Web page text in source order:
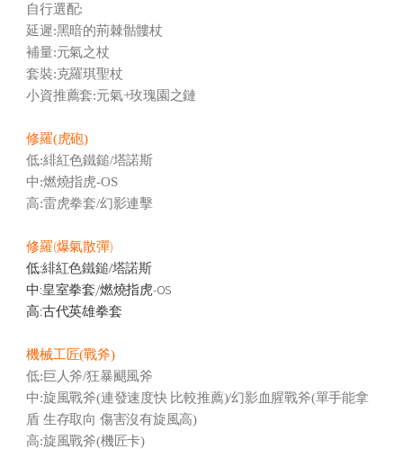
自行選配:
延遲:黑暗的荊棘骷髏杖
補量:元氣之杖
套裝:克羅琪聖杖
小資推薦套:元氣+玫瑰園之鏈
修羅(虎砲)
低:緋紅色鐵鎚/塔諾斯
中:燃燒指虎-OS
高:雷虎拳套/幻影連擊
修羅(爆氣散彈)
低:緋紅色鐵鎚/塔諾斯
中:皇室拳套/燃燒指虎-OS
高:古代英雄拳套
機械工匠(戰斧)
低:巨人斧/狂暴颶風斧
中:旋風戰斧(連發速度快 比較推薦)/幻影血腥戰斧(單手能拿
盾 生存取向 傷害沒有旋風高)
高:旋風戰斧(機匠卡)